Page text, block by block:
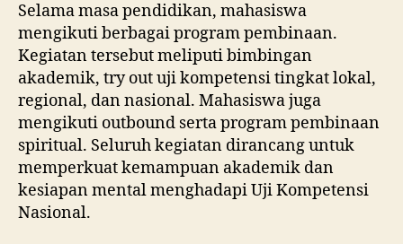
Selama masa pendidikan, mahasiswa
mengikuti berbagai program pembinaan.
Kegiatan tersebut meliputi bimbingan
akademik, try out uji kompetensi tingkat lokal,
regional, dan nasional. Mahasiswa juga
mengikuti outbound serta program pembinaan
spiritual. Seluruh kegiatan dirancang untuk
memperkuat kemampuan akademik dan
kesiapan mental menghadapi Uji Kompetensi
Nasional.